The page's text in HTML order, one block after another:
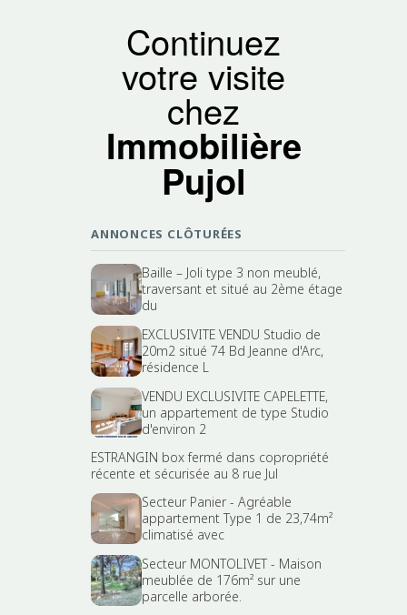
Continuez
votre visite
chez
Immobilière
Pujol
ANNONCES CLÔTURÉES
Baille – Joli type 3 non meublé,
traversant et situé au 2ème étage
du
EXCLUSIVITE VENDU Studio de
20m2 situé 74 Bd Jeanne d'Arc,
résidence L
VENDU EXCLUSIVITE CAPELETTE,
un appartement de type Studio
d'environ 2
ESTRANGIN box fermé dans copropriété
récente et sécurisée au 8 rue Jul
Secteur Panier - Agréable
appartement Type 1 de 23,74m²
climatisé avec
Secteur MONTOLIVET - Maison
meublée de 176m² sur une
parcelle arborée.